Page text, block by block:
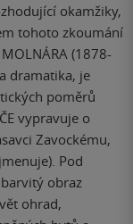
okamžiky,
tohoto zkoumání
(1878-
dramatika, je
poměrů
vypravuje o
Zavockému,
Pod
obraz
ohrad,